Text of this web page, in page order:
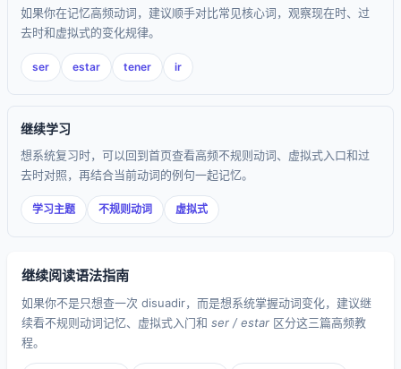
如果你在记忆高频动词，建议顺手对比常见核心词，观察现在时、过
去时和虚拟式的变化规律。
ser estar tener ir
继续学习
想系统复习时，可以回到首页查看高频不规则动词、虚拟式入口和过
去时对照，再结合当前动词的例句一起记忆。
学习主题 不规则动词 虚拟式
继续阅读语法指南
如果你不是只想查一次 disuadir，而是想系统掌握动词变化，建议继
续看不规则动词记忆、虚拟式入门和 ser / estar 区分这三篇高频教
程。